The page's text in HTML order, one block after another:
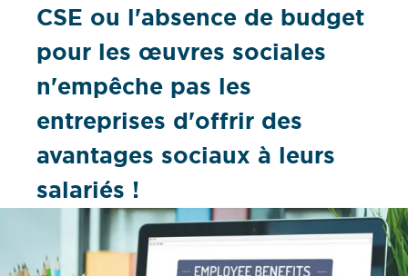
CSE ou l'absence de budget
pour les œuvres sociales
n'empêche pas les
entreprises d'offrir des
avantages sociaux à leurs
salariés !